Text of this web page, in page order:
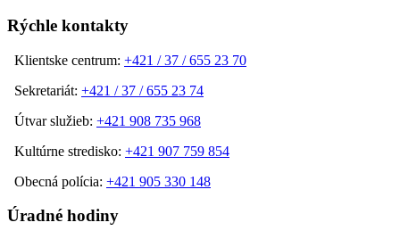
Rýchle kontakty
Klientske centrum: +421 / 37 / 655 23 70
Sekretariát: +421 / 37 / 655 23 74
Útvar služieb: +421 908 735 968
Kultúrne stredisko: +421 907 759 854
Obecná polícia: +421 905 330 148
Úradné hodiny